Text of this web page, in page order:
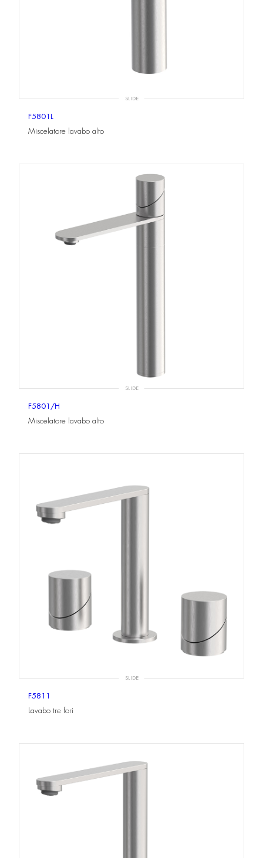
SLIDE
F5801L
Miscelatore lavabo alto
SLIDE
F5801/H
Miscelatore lavabo alto
SLIDE
F5811
Lavabo tre fori